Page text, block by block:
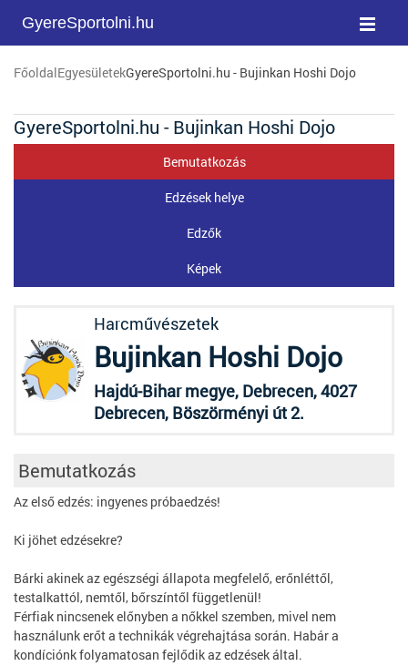
GyereSportolni.hu
FőoldalEgyesületekGyereSportolni.hu - Bujinkan Hoshi Dojo
GyereSportolni.hu - Bujinkan Hoshi Dojo
Bemutatkozás
Edzések helye
Edzők
Képek
Harcművészetek
Bujinkan Hoshi Dojo
Hajdú-Bihar megye, Debrecen, 4027
Debrecen, Böszörményi út 2.
Bemutatkozás
Az első edzés: ingyenes próbaedzés!
Ki jöhet edzésekre?
Bárki akinek az egészségi állapota megfelelő, erőnléttől,
testalkattól, nemtől, bőrszíntől függetlenül!
Férfiak nincsenek előnyben a nőkkel szemben, mivel nem
használunk erőt a technikák végrehajtása során. Habár a
kondíciónk folyamatosan fejlődik az edzések által.